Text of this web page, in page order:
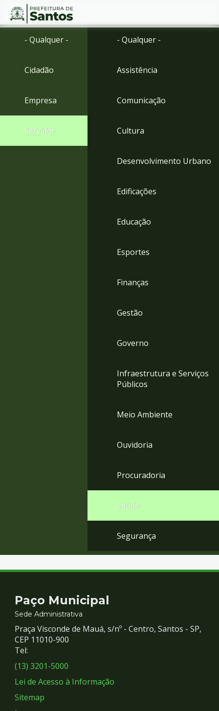
Ir
menu
para
Conteúdo
- Qualquer -
Cidadão
Empresa
Servidor
- Qualquer -
Assistência
Comunicação
Cultura
Desenvolvimento Urbano
Edificações
Educação
Esportes
Finanças
Gestão
Governo
Infraestrutura e Serviços
Públicos
Meio Ambiente
Ouvidoria
Procuradoria
Saúde
Segurança
Contato
e
Redes
Sociais
Paço Municipal
Sede Administrativa
Praça Visconde de Mauá, s/nº - Centro, Santos - SP,
CEP 11010-900
Tel:
(13) 3201-5000
Lei de Acesso à Informação
Sitemap